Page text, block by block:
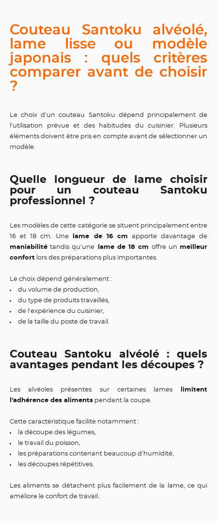
Couteau Santoku alvéolé,
lame lisse ou modèle
japonais : quels critères
comparer avant de choisir
?
Le choix d'un couteau Santoku dépend principalement de
l'utilisation prévue et des habitudes du cuisinier. Plusieurs
éléments doivent être pris en compte avant de sélectionner un
modèle.
Quelle longueur de lame choisir
pour un couteau Santoku
professionnel ?
Les modèles de cette catégorie se situent principalement entre
16 et 18 cm. Une
lame de 16 cm apporte davantage de
maniabilité tandis qu'une lame de 18 cm offre un meilleur
confort lors des préparations plus importantes.
Le choix dépend généralement :
du volume de production,
du type de produits travaillés,
de l'expérience du cuisinier,
de la taille du poste de travail.
Couteau Santoku alvéolé : quels
avantages pendant les découpes ?
Les alvéoles présentes sur certaines lameslimitent
l'adhérence des aliments pendant la coupe.
Cette caractéristique facilite notamment :
la découpe des légumes,
le travail du poisson,
les préparations contenant beaucoup d'humidité,
les découpes répétitives.
Les aliments se détachent plus facilement de la lame, ce qui
améliore le confort de travail.